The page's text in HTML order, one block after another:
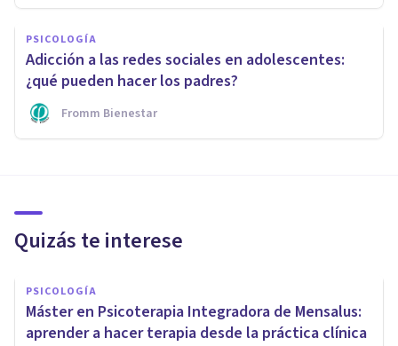
PSICOLOGÍA
Adicción a las redes sociales en adolescentes:
¿qué pueden hacer los padres?
Fromm Bienestar
Quizás te interese
PSICOLOGÍA
Máster en Psicoterapia Integradora de Mensalus:
aprender a hacer terapia desde la práctica clínica